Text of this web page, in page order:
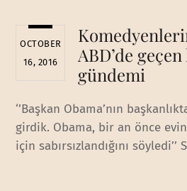
OCTOBER
16, 2016
ABD’de
gündemi
‘’Başkan Obama’nın
girdik. Obama, bir an önce
için sabırsızlandığını söyledi’’